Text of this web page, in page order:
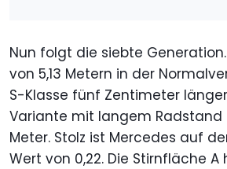
Nun folgt die siebte
von 5,13 Metern in der
S-Klasse fünf Zentimeter
Variante mit langem Radstand
Meter. Stolz ist Mercedes auf
Wert von 0,22. Die Stirnfläche